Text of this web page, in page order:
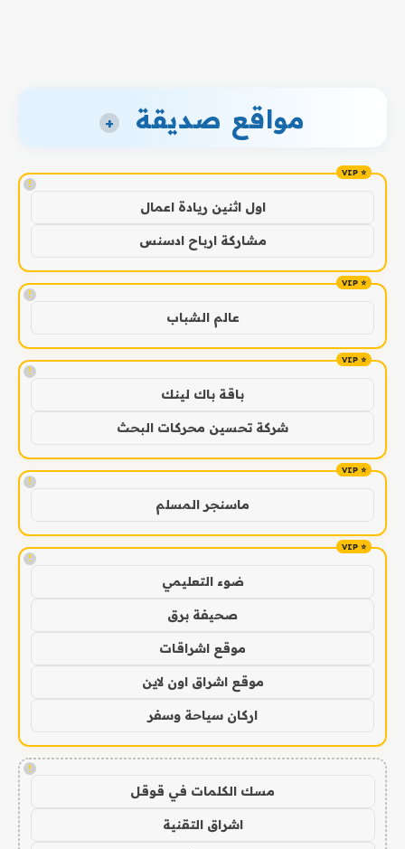
مواقع صديقة +
!
اول اثنين ريادة اعمال
مشاركة ارباح ادسنس
!
عالم الشباب
!
باقة باك لينك
شركة تحسين محركات البحث
!
ماسنجر المسلم
!
ضوء التعليمي
صحيفة برق
موقع اشراقات
موقع اشراق اون لاين
اركان سياحة وسفر
!
مسك الكلمات في قوقل
اشراق التقنية